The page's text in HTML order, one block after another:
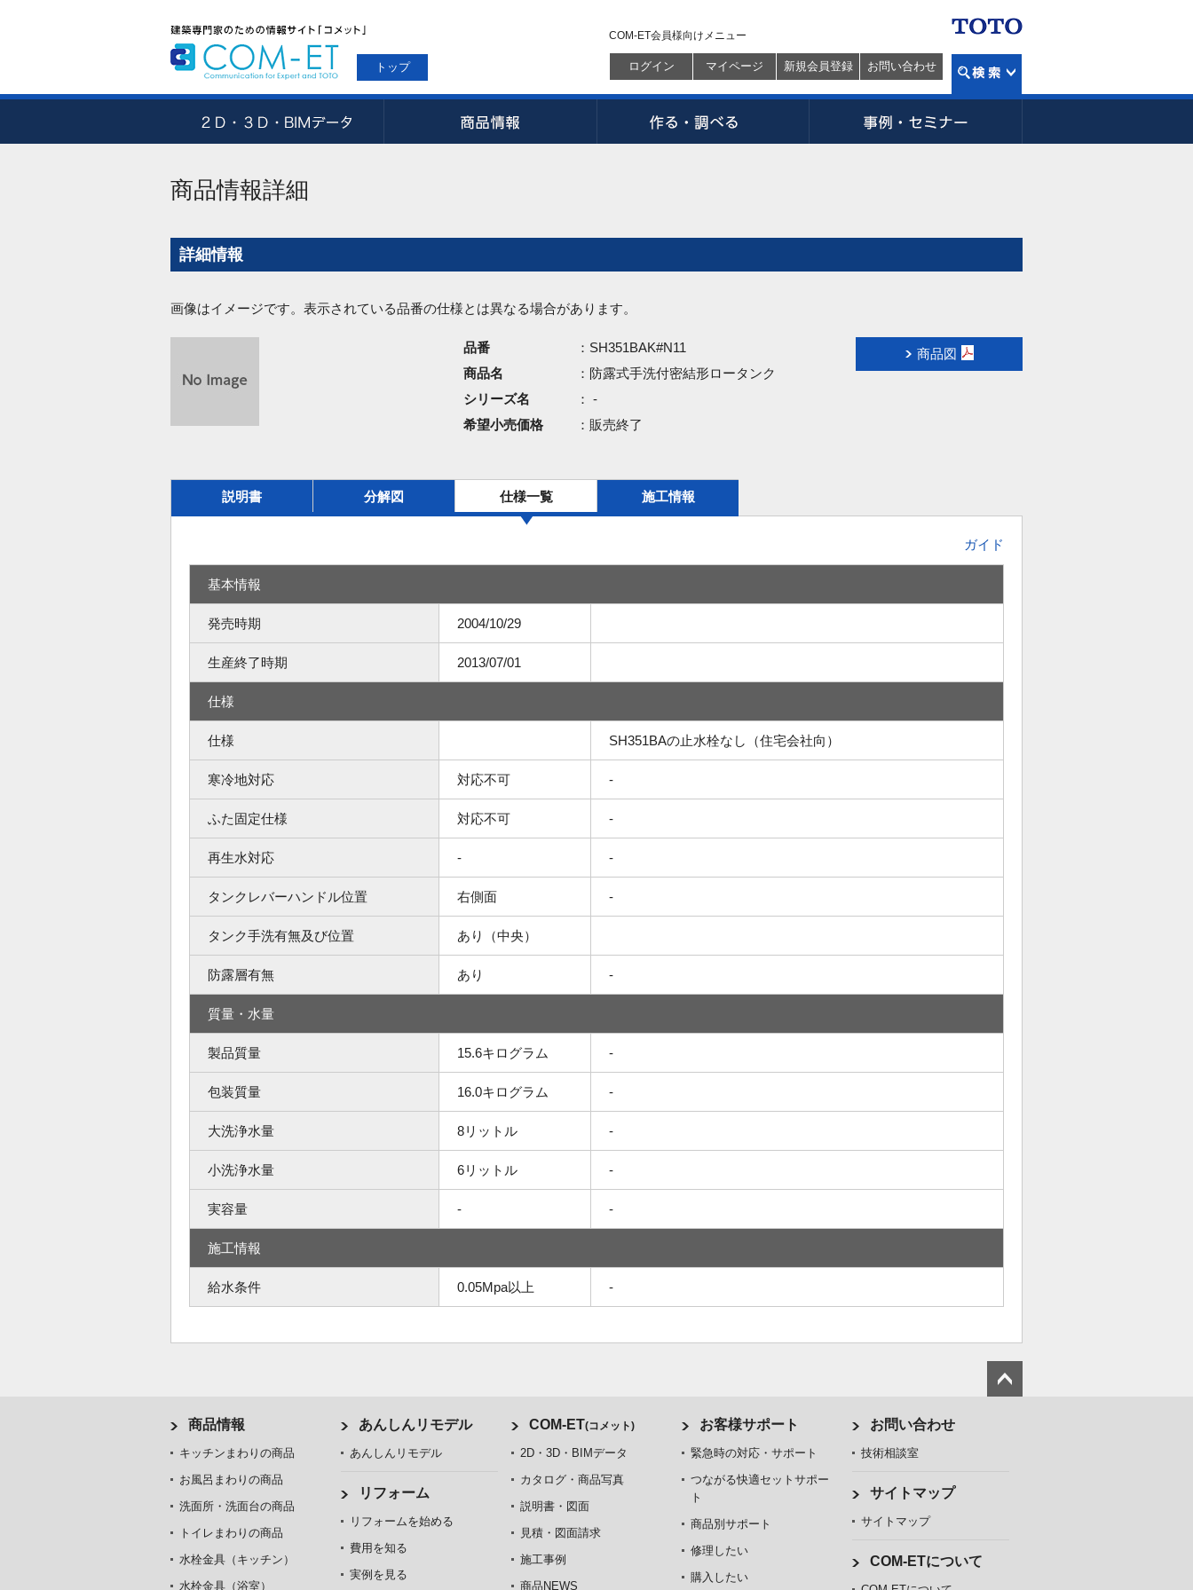
トップ
COM-ET会員様向けメニュー
ログイン マイページ 新規会員登録 お問い合わせ
商品情報詳細
詳細情報
画像はイメージです。表示されている品番の仕様とは異なる場合があります。
品番
：SH351BAK#N11
商品名
：防露式手洗付密結形ロータンク
シリーズ名
： -
希望小売価格
：販売終了
商品図
説明書 分解図 仕様一覧 施工情報
ガイド
基本情報
発売時期 2004/10/29
生産終了時期 2013/07/01
仕様
仕様 SH351BAの止水栓なし（住宅会社向）
寒冷地対応 対応不可 -
ふた固定仕様 対応不可 -
再生水対応 - -
タンクレバーハンドル位置 右側面 -
タンク手洗有無及び位置 あり（中央）
防露層有無 あり -
質量・水量
製品質量 15.6キログラム -
包装質量 16.0キログラム -
大洗浄水量 8リットル -
小洗浄水量 6リットル -
実容量 - -
施工情報
給水条件 0.05Mpa以上 -
商品情報
キッチンまわりの商品
お風呂まわりの商品
洗面所・洗面台の商品
トイレまわりの商品
水栓金具（キッチン）
水栓金具（浴室）
あんしんリモデル
あんしんリモデル
リフォーム
リフォームを始める
費用を知る
実例を見る
COM-ET(コメット)
2D・3D・BIMデータ
カタログ・商品写真
説明書・図面
見積・図面請求
施工事例
商品NEWS
お客様サポート
緊急時の対応・サポート
つながる快適セットサポー
ト
商品別サポート
修理したい
購入したい
お問い合わせ
技術相談室
サイトマップ
サイトマップ
COM-ETについて